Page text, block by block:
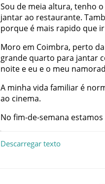
Sou de meia altura, tenho o
jantarao restaurante.
porque é mais rapido que ir
Moro em Coimbra, perto da
grande quarto para jantar
noite e eu e o meu
A minha vida familiar é
ao cinema.
No fim-de-semana estamos
Descarregar texto